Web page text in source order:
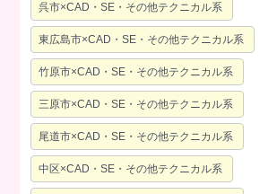
呉市×CAD・SE・その他テクニカル系
東広島市×CAD・SE・その他テクニカル系
竹原市×CAD・SE・その他テクニカル系
三原市×CAD・SE・その他テクニカル系
尾道市×CAD・SE・その他テクニカル系
中区×CAD・SE・その他テクニカル系